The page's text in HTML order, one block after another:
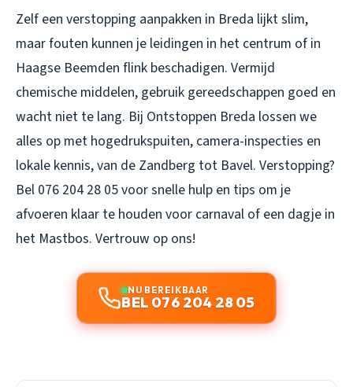
Zelf een verstopping aanpakken in Breda lijkt slim,
maar fouten kunnen je leidingen in het centrum of in
Haagse Beemden flink beschadigen. Vermijd
chemische middelen, gebruik gereedschappen goed en
wacht niet te lang. Bij Ontstoppen Breda lossen we
alles op met hogedrukspuiten, camera-inspecties en
lokale kennis, van de Zandberg tot Bavel. Verstopping?
Bel 076 204 28 05 voor snelle hulp en tips om je
afvoeren klaar te houden voor carnaval of een dagje in
het Mastbos. Vertrouw op ons!
NU BEREIKBAAR
BEL 076 204 28 05